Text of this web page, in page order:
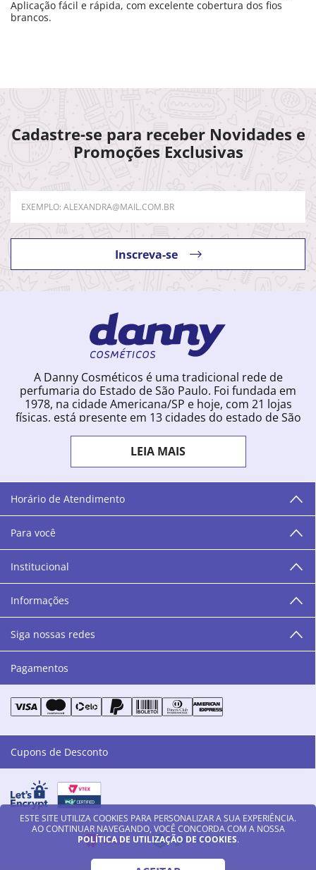
ESTE SITE UTILIZA COOKIES PARA PERSONALIZAR A SUA EXPERIÊNCIA.
AO CONTINUAR NAVEGANDO, VOCÊ CONCORDA COM A NOSSA
POLÍTICA DE UTILIZAÇÃO DE COOKIES.
Aplicação fácil e rápida, com excelente cobertura dos fios
brancos.
Cadastre-se para receber Novidades e
Promoções Exclusivas
Inscreva-se
A Danny Cosméticos é uma tradicional rede de
perfumaria do Estado de São Paulo. Foi fundada em
1978, na cidade Americana/SP e hoje, com 21 lojas
físicas, está presente em 13 cidades do estado de São
começou a vender para todo o território brasileiro.
Com uma infinidade de marcas e a filosofia de vender
produtos que vão do popular ao luxo, a Danny
Cosméticos mantém parceria com aproximadamente
300 grandes fornecedores e lançamentos diários na
área de beleza. São 12 centros técnicos que oferecem
programação semanal de cursos e encontros.
“O varejo corre nas nossas veias como nossos valores
humanos, éticos e morais. E que o branco e o azul anil,
as cores da Danny Cosméticos, possam continuar
transmitindo paz e harmonia para todos vocês!”
LEIA MAIS
Horário de Atendimento
Para você
Institucional
Informações
Siga nossas redes
Pagamentos
Cupons de Desconto